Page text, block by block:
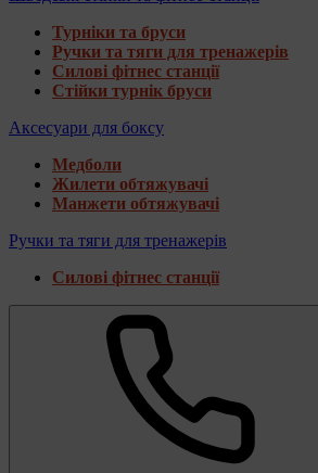
Турніки та бруси
Ручки та тяги для тренажерів
Силові фітнес станції
Стійки турнік бруси
Аксесуари для боксу
Медболи
Жилети обтяжувачі
Манжети обтяжувачі
Ручки та тяги для тренажерів
Силові фітнес станції